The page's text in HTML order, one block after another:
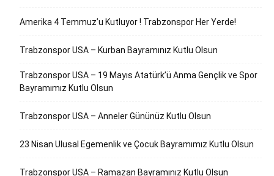
Amerika 4 Temmuz’u Kutluyor ! Trabzonspor Her Yerde!
Trabzonspor USA – Kurban Bayramınız Kutlu Olsun
Trabzonspor USA – 19 Mayıs Atatürk’ü Anma Gençlik ve Spor
Bayramımız Kutlu Olsun
Trabzonspor USA – Anneler Gününüz Kutlu Olsun
23 Nisan Ulusal Egemenlik ve Çocuk Bayramımız Kutlu Olsun
Trabzonspor USA – Ramazan Bayramınız Kutlu Olsun